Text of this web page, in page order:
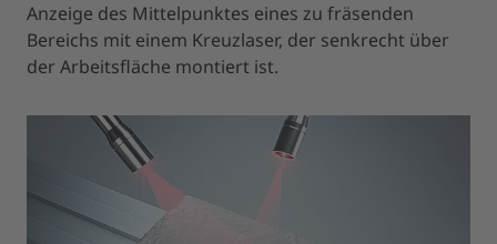
Anzeige des Mittelpunktes eines zu fräsenden
Bereichs mit einem Kreuzlaser, der senkrecht über
der Arbeitsfläche montiert ist.